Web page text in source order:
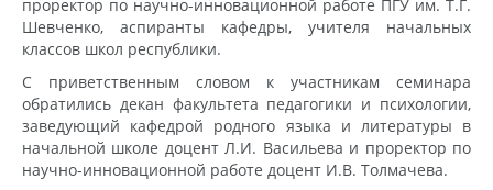
проректор по научно-инновационной работе ПГУ им. Т.Г.
Шевченко, аспиранты кафедры, учителя начальных
классов школ республики.
С приветственным словом к участникам семинара
обратились декан факультета педагогики и психологии,
заведующий кафедрой родного языка и литературы в
начальной школе доцент Л.И. Васильева и проректор по
научно-инновационной работе доцент И.В. Толмачева.